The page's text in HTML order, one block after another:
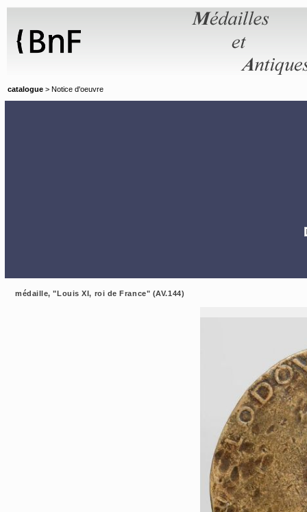
catalogue > Notice d'oeuvre
médaille, "Louis XI, roi de France" (AV.144)